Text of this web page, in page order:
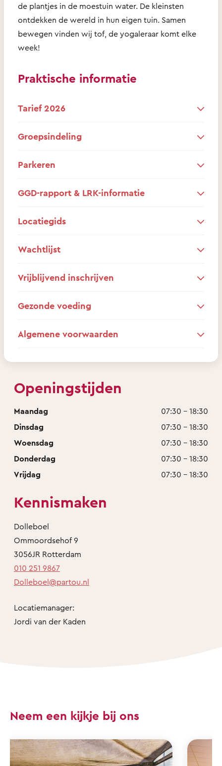
de plantjes in de moestuin water. De kleinsten
ontdekken de wereld in hun eigen tuin. Samen
bewegen vinden wij tof, de yogaleraar komt elke
week!
Praktische informatie
Tarief 2026
Groepsindeling
Parkeren
GGD-rapport & LRK-informatie
Locatiegids
Wachtlijst
Vrijblijvend inschrijven
Gezonde voeding
Algemene voorwaarden
Openingstijden
Maandag
07:30 - 18:30
Dinsdag
07:30 - 18:30
Woensdag
07:30 - 18:30
Donderdag
07:30 - 18:30
Vrijdag
07:30 - 18:30
Kennismaken
Dolleboel
Ommoordsehof 9
3056JR Rotterdam
010 251 9867
Dolleboel@partou.nl
Locatiemanager:
Jordi van der Kaden
Neem een kijkje bij ons